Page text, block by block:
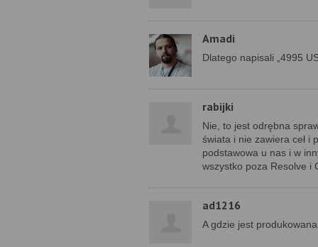
Amadi
Dlatego napisali „4995
rabijki
Nie, to jest odrębna
świata i nie zawiera ceł i
podstawowa u nas i w
wszystko poza Resolve i
ad1216
A gdzie jest